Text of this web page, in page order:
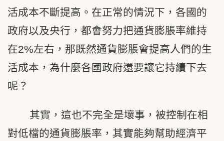
活成本不斷提高。在正常的情況下，各國的
政府以及央行，都會努力把通貨膨脹率維持
在2%左右，那既然通貨膨脹會提高人們的生
活成本，為什麼各國政府還要讓它持續下去
呢？
其實，這也不完全是壞事，被控制在相
對低檔的通貨膨脹率，其實能夠幫助經濟平